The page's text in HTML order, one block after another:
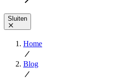
Sluiten
Home
Blog